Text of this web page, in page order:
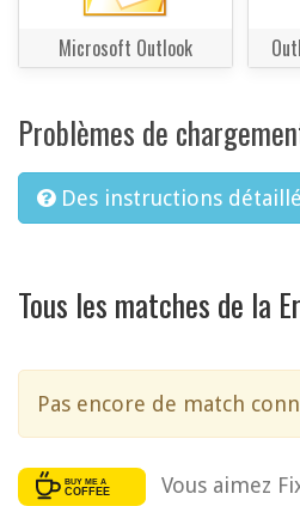
Microsoft Outlook
Problèmes de
Des instructions
Tous les matches de la
Pas encore de match
Vous aimez